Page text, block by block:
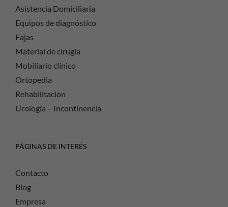
Asistencia Domiciliaria
Equipos de diagnóstico
Fajas
Material de cirugía
Mobiliario clínico
Ortopedia
Rehabilitación
Urología – Incontinencia
PÁGINAS DE INTERÉS
Contacto
Blog
Empresa